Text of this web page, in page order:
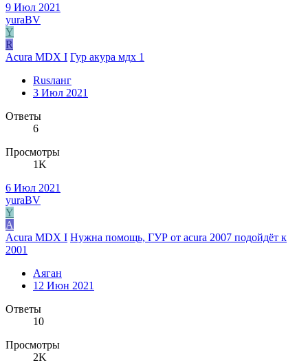
9 Июл 2021
yuraBV
Y
R
Acura MDX I Гур акура мдх 1
Rusланг
3 Июл 2021
Ответы
6
Просмотры
1K
6 Июл 2021
yuraBV
Y
А
Acura MDX I Нужна помощь, ГУР от acura 2007 подойдёт к
2001
Аяган
12 Июн 2021
Ответы
10
Просмотры
2K